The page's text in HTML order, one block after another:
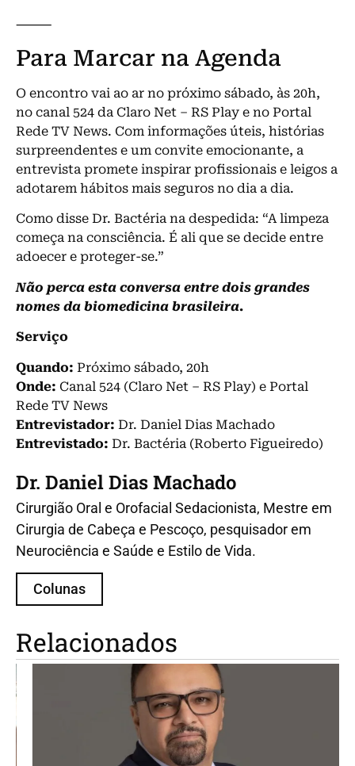
⸻
Para Marcar na Agenda
O encontro vai ao ar no próximo sábado, às 20h,
no canal 524 da Claro Net – RS Play e no Portal
Rede TV News. Com informações úteis, histórias
surpreendentes e um convite emocionante, a
entrevista promete inspirar profissionais e leigos a
adotarem hábitos mais seguros no dia a dia.
Como disse Dr. Bactéria na despedida: “A limpeza
começa na consciência. É ali que se decide entre
adoecer e proteger-se.”
Não perca esta conversa entre dois grandes
nomes da biomedicina brasileira.
Serviço
Quando: Próximo sábado, 20h
Onde: Canal 524 (Claro Net – RS Play) e Portal
Rede TV News
Entrevistador: Dr. Daniel Dias Machado
Entrevistado: Dr. Bactéria (Roberto Figueiredo)
Dr. Daniel Dias Machado
Cirurgião Oral e Orofacial Sedacionista, Mestre em
Cirurgia de Cabeça e Pescoço, pesquisador em
Neurociência e Saúde e Estilo de Vida.
Colunas
Relacionados